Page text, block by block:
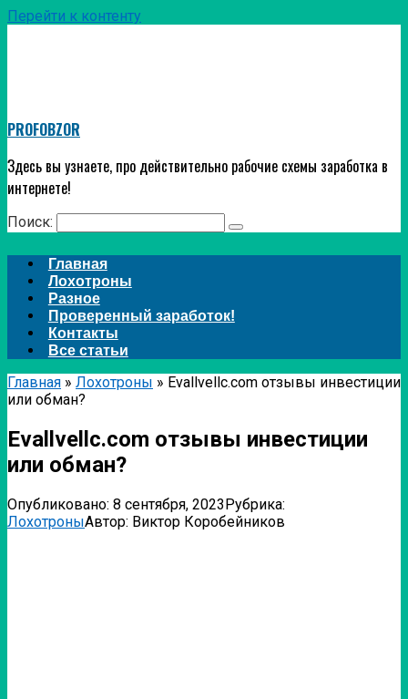
Перейти к контенту
PROFOBZOR
Здесь вы узнаете, про действительно рабочие схемы заработка в
интернете!
Поиск:
Главная
Лохотроны
Разное
Проверенный заработок!
Контакты
Все статьи
Главная » Лохотроны » Evallvellc.com отзывы инвестиции
или обман?
Evallvellc.com отзывы инвестиции
или обман?
Опубликовано: 8 сентября, 2023Рубрика:
ЛохотроныАвтор: Виктор Коробейников